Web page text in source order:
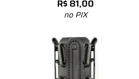
R$81,00
no PIX